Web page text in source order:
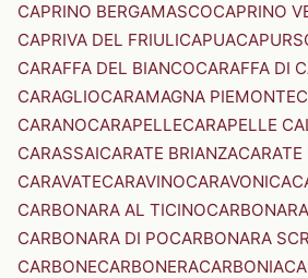
CAPRINO BERGAMASCOCAPRINO
CAPRIVA DEL FRIULICAPUA
CARAFFA DEL BIANCOCARAFFA DI
CARAGLIOCARAMAGNA PIEMONTE
CARANOCARAPELLECARAPELLE
CARASSAICARATE BRIANZACARATE
CARAVATECARAVINOCARAVONICA
CARBONARA AL TICINO
CARBONARA DI POCARBONARA
CARBONECARBONERACARBONIA